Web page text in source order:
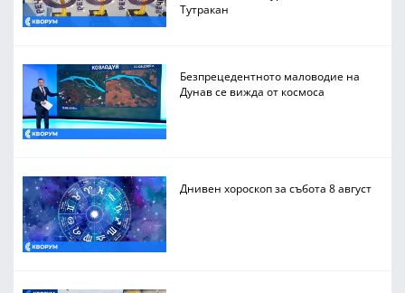
Тутракан
Безпрецедентното маловодие на
Дунав се вижда от космоса
Днивен хороскоп за събота 8 август